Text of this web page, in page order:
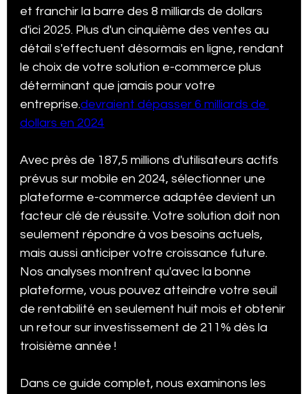
Statistiques Médias Sociaux Subventions
Google my business tips and tricks
Certification SEMRush SEO E-Commerce
Stratégie Digitale Étude de cas Chatbot
Expérience Client & CRM
et franchir la barre des 8 milliards de dollars
d'ici 2025. Plus d'un cinquième des ventes au
détail s'effectuent désormais en ligne, rendant
le choix de votre solution e-commerce plus
déterminant que jamais pour votre
entreprise.devraient dépasser 6 milliards de
dollars en 2024
Avec près de 187,5 millions d'utilisateurs actifs
prévus sur mobile en 2024, sélectionner une
plateforme e-commerce adaptée devient un
facteur clé de réussite. Votre solution doit non
seulement répondre à vos besoins actuels,
mais aussi anticiper votre croissance future.
Nos analyses montrent qu'avec la bonne
plateforme, vous pouvez atteindre votre seuil
de rentabilité en seulement huit mois et obtenir
un retour sur investissement de 211% dès la
troisième année !
Dans ce guide complet, nous examinons les